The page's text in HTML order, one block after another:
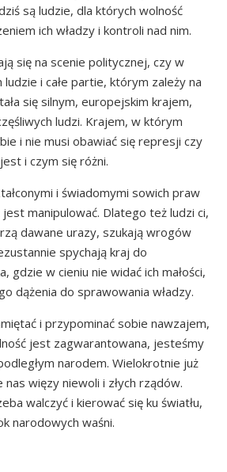
są ludzie, dla których wolność
ich władzy i kontroli nad nim.
się na scenie politycznej, czy w
ludzie i całe partie, którym zależy na
się silnym, europejskim krajem,
ludzi. Krajem, w którym
i nie musi obawiać się represji czy
i czym się różni.
i świadomymi sowich praw
manipulować. Dlatego też ludzi ci,
dawane urazy, szukają wrogów
spychają kraj do
gdzie w cieniu nie widać ich małości,
dążenia do sprawowania władzy.
i przypominać sobie nawzajem,
jest zagwarantowana, jesteśmy
narodem. Wielokrotnie już
więzy niewoli i złych rządów.
walczyć i kierować się ku światłu,
narodowych waśni.